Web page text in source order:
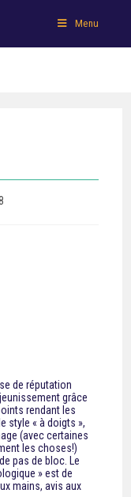
Menu
de réputation
grâce
rendant les
style « à doigts »,
(avec certaines
les choses!)
pas de bloc. Le
» est de
mains, avis aux